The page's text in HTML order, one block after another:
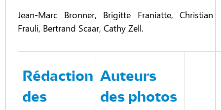
Jean-Marc Bronner, Brigitte Franiatte, Christian
Frauli, Bertrand Scaar, Cathy Zell.
Rédaction
des
Auteurs
des photos